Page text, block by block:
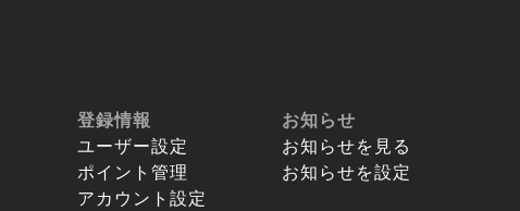
登録情報
ユーザー設定
ポイント管理
アカウント設定
お知らせ
お知らせを見る
お知らせを設定